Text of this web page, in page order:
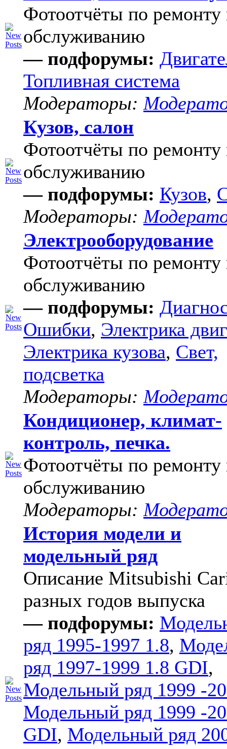
Фотоотчёты по ремонту
обслуживанию
— подфорумы:
Топливная система
Модераторы:
Кузов, салон
Фотоотчёты по ремонту
обслуживанию
— подфорумы: Кузов,
Модераторы:
Электрооборудование
Фотоотчёты по ремонту
обслуживанию
— подфорумы:
Ошибки, Электрика
Электрика кузова, Свет,
подсветка
Модераторы:
Кондиционер, климат-
контроль, печка.
Фотоотчёты по ремонту
обслуживанию
Модераторы:
История модели и
модельный ряд
Описание Mitsubishi
разных годов выпуска
— подфорумы:
ряд 1995-1997 1.8,
ряд 1997-1999 1.8 GDI,
Модельный ряд 1999 -
Модельный ряд 1999 -
GDI, Модельный ряд